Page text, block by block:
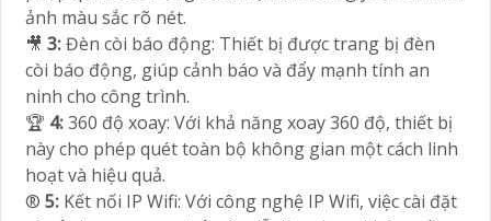
ảnh màu sắc rõ nét.
🎥 3:Đèn còi báo động: Thiết bị được trang bị đèn
còi báo động, giúp cảnh báo và đẩy mạnh tính an
ninh cho công trình.
🏆 4:360 độ xoay: Với khả năng xoay 360 độ, thiết bị
này cho phép quét toàn bộ không gian một cách linh
hoạt và hiệu quả.
®️ 5: Kết nối IP Wifi: Với công nghệ IP Wifi, việc cài đặt